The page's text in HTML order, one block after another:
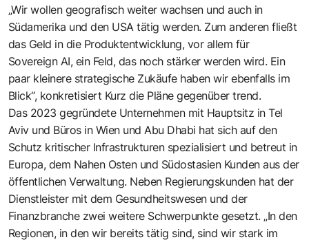
„Wir wollen geografisch weiter wachsen und auch in
Südamerika und den USA tätig werden. Zum anderen fließt
das Geld in die Produktentwicklung, vor allem für
Sovereign AI, ein Feld, das noch stärker werden wird. Ein
paar kleinere strategische Zukäufe haben wir ebenfalls im
Blick“, konkretisiert Kurz die Pläne gegenüber trend.
Das 2023 gegründete Unternehmen mit Hauptsitz in Tel
Aviv und Büros in Wien und Abu Dhabi hat sich auf den
Schutz kritischer Infrastrukturen spezialisiert und betreut in
Europa, dem Nahen Osten und Südostasien Kunden aus der
öffentlichen Verwaltung. Neben Regierungskunden hat der
Dienstleister mit dem Gesundheitswesen und der
Finanzbranche zwei weitere Schwerpunkte gesetzt. „In den
Regionen, in den wir bereits tätig sind, sind wir stark im